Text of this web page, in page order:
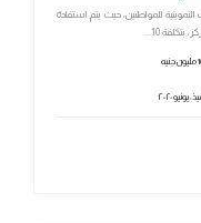
للمواطنين، حيث يتم استفادة
٢٠٢٠